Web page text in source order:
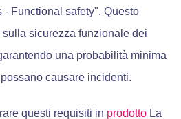
Functional safety". Questo
sicurezza funzionale dei
una probabilità minima
causare incidenti.
questi requisiti in prodotto La